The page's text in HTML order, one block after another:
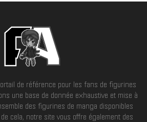
de référence pour les fans de figurines
une base de donnée exhaustive et mise à
des figurines de manga disponibles
cela, notre site vous offre également des